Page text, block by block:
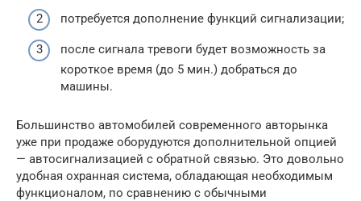
потребуется дополнение функций сигнализации;
после сигнала тревоги будет возможность за
короткое время (до 5 мин.) добраться до
машины.
Большинство автомобилей современного авторынка
уже при продаже оборудуются дополнительной опцией
— автосигнализацией с обратной связью. Это довольно
удобная охранная система, обладающая необходимым
функционалом, по сравнению с обычными